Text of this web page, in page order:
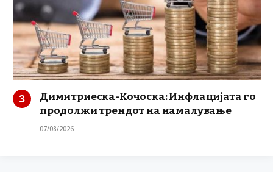
Димитриеска-Кочоска: Инфлацијата го
продолжи трендот на намалување
07/08/2026